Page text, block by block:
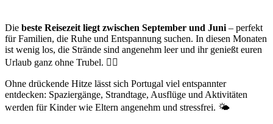
Die beste Reisezeit liegt zwischen September und Juni – perfekt
für Familien, die Ruhe und Entspannung suchen. In diesen Monaten
ist wenig los, die Strände sind angenehm leer und ihr genießt euren
Urlaub ganz ohne Trubel. 🧘‍♀️
Ohne drückende Hitze lässt sich Portugal viel entspannter
entdecken: Spaziergänge, Strandtage, Ausflüge und Aktivitäten
werden für Kinder wie Eltern angenehm und stressfrei. 🌤️